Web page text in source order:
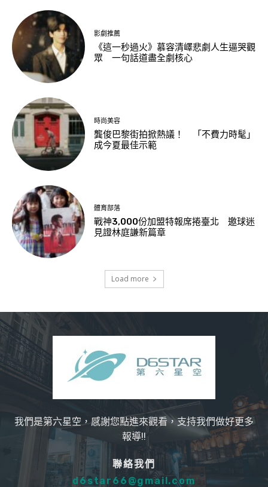
影劇推薦
《這一秒過火》慕容清嶧悲劇人生逼哭觀
眾 一句話道盡全劇核心
時尚美容
龔俊巴黎街拍掀熱議！ 「不費力時髦」
成今夏最佳示範
體育部落
戰神3,000份加盟特報席捲臺北 邀球迷
見證林庭謙新篇章
Load more
我們是第六星空，感謝您點進來觀看，支持我們做好更多
報導!!
聯絡我們
d6star66@gmail.com